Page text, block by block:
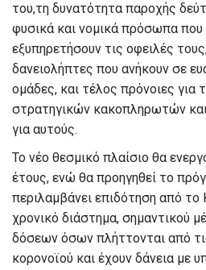
του,τη δυνατότητα παροχής
φυσικά και νομικά πρόσωπα που
εξυπηρετήσουν τις οφειλές
δανειολήπτες που ανήκουν σε
ομάδες, και τέλος πρόνοιες για
στρατηγικών κακοπληρωτών
για αυτούς.
Το νέο θεσμικό πλαίσιο θα ενερ
έτους, ενώ θα προηγηθεί το
περιλαμβάνει επιδότηση από το
χρονικό διάστημα, σημαντικού
δόσεων όσων πλήττονται από
κορονοϊού και έχουν δάνεια με